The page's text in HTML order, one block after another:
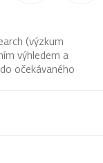
(výzkum
výhledem a
očekávaného